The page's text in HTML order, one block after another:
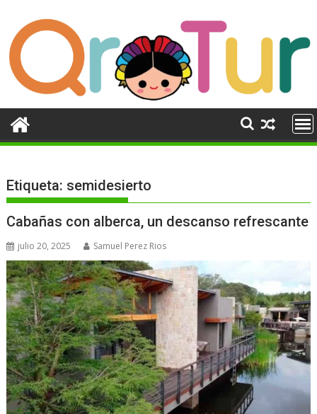
contenido
Etiqueta: semidesierto
Cabañas con alberca, un descanso refrescante
julio 20, 2025 Samuel Perez Rios